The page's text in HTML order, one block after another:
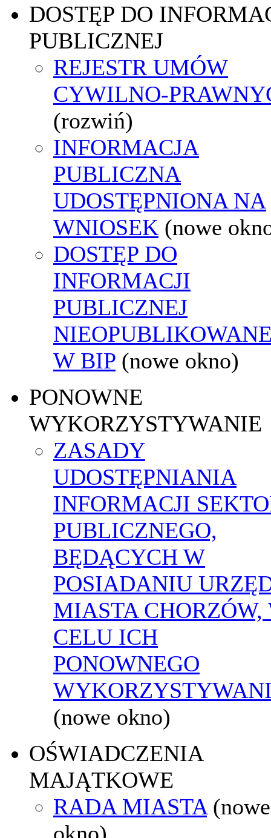
DOSTĘP DO
PUBLICZNEJ
REJESTR UMÓW
CYWILNO-
(rozwiń)
INFORMACJA
PUBLICZNA
UDOSTĘPNIONA NA
WNIOSEK (nowe
DOSTĘP DO
INFORMACJI
PUBLICZNEJ
W BIP (nowe okno)
PONOWNE
WYKORZYSTYWANIE
ZASADY
UDOSTĘPNIANIA
INFORMACJI
PUBLICZNEGO,
BĘDĄCYCH W
POSIADANIU
MIASTA CHORZÓW,
CELU ICH
PONOWNEGO
(nowe okno)
OŚWIADCZENIA
MAJĄTKOWE
RADA MIASTA (nowe